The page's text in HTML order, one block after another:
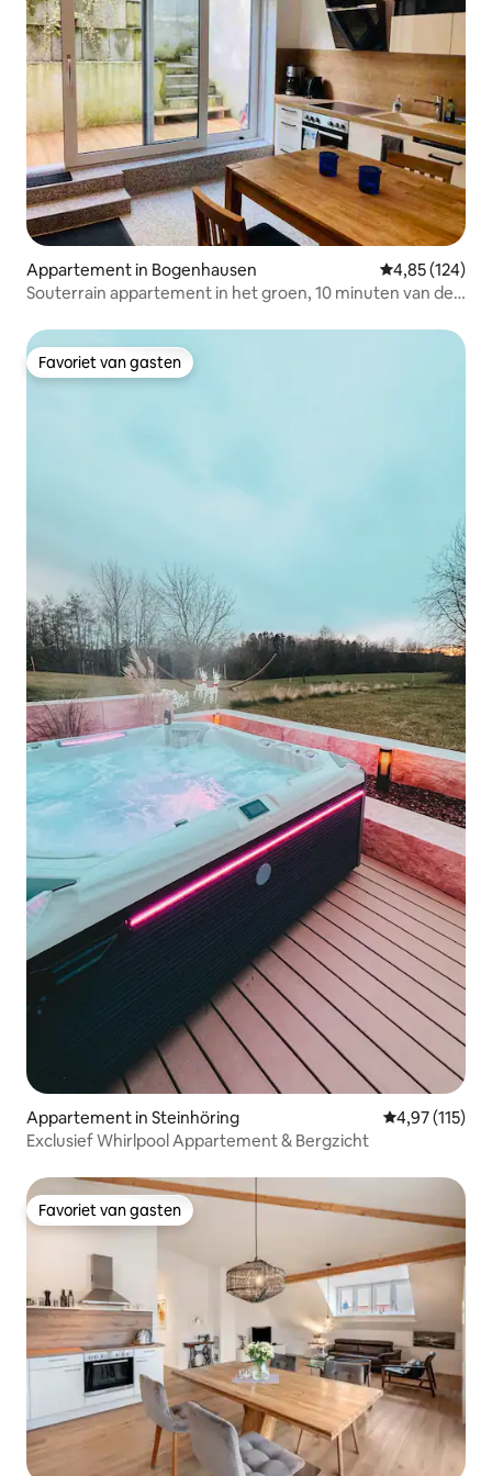
Appartement in Bogenhausen Gemiddelde
4,85 (124)
Souterrain appartement in het groen, 10 minuten van de
Favoriet van gasten
Favoriet van gasten
Appartement in Steinhöring Gemiddelde
4,97 (115)
Exclusief Whirlpool Appartement & Bergzicht
Favoriet van gasten
Favoriet van gasten